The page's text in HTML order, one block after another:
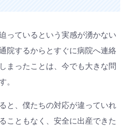
っているという実感が湧かない
院するからとすぐに病院へ連絡
まったことは、今でも大きな問
。
と、僕たちの対応が違っていれ
こともなく、安全に出産できた